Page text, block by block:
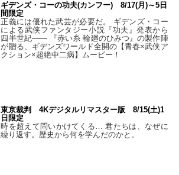
ギデンズ・コーの功夫(カンフー) 8/17(月)～5日
間限定
正義には優れた武芸が必要だ。 ギデンズ・コー
による武侠ファンタジー小説『功夫』発表から
四半世紀―― 『赤い糸 輪廻のひみつ』の製作陣
が贈る、ギデンズワールド全開の【青春×武侠ア
クション×超絶中二病】ムービー！
東京裁判 4Kデジタルリマスター版 8/15(土)1
日限定
時を超えて問いかけてくる… 君たちは、なぜに
繰り返す。歴史から何を学んだのかと。